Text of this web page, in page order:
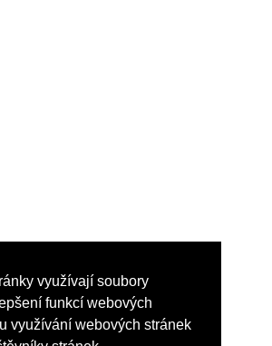
využívají soubory
funkcí webových
využívání webových stránek